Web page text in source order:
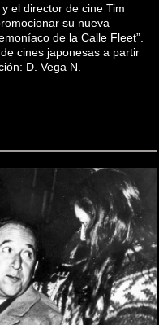
el director de cine Tim
su nueva
de la Calle Fleet”.
cines japonesas a partir
D. Vega N.